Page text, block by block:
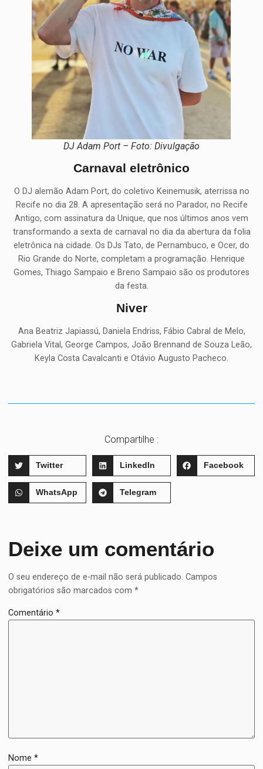
DJ Adam Port – Foto: Divulgação
Carnaval eletrônico
O DJ alemão Adam Port, do coletivo Keinemusik, aterrissa no
Recife no dia 28. A apresentação será no Parador, no Recife
Antigo, com assinatura da Unique, que nos últimos anos vem
transformando a sexta de carnaval no dia da abertura da folia
eletrônica na cidade. Os DJs Tato, de Pernambuco, e Ocer, do
Rio Grande do Norte, completam a programação. Henrique
Gomes, Thiago Sampaio e Breno Sampaio são os produtores
da festa.
Niver
Ana Beatriz Japiassú, Daniela Endriss, Fábio Cabral de Melo,
Gabriela Vital, George Campos, João Brennand de Souza Leão,
Keyla Costa Cavalcanti e Otávio Augusto Pacheco.
Compartilhe :
Twitter LinkedIn Facebook
WhatsApp Telegram
Deixe um comentário
O seu endereço de e-mail não será publicado. Campos
obrigatórios são marcados com*
Comentário*
Nome*